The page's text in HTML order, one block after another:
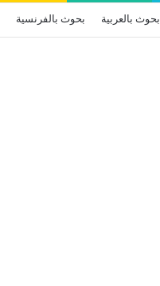
بحوث بالعربية بحوث بالفرنسية